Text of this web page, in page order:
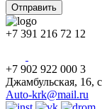
+7 391 216 72 12
+7 902 922 000 3
Джамбульская, 16,
Auto-krk@mail.ru